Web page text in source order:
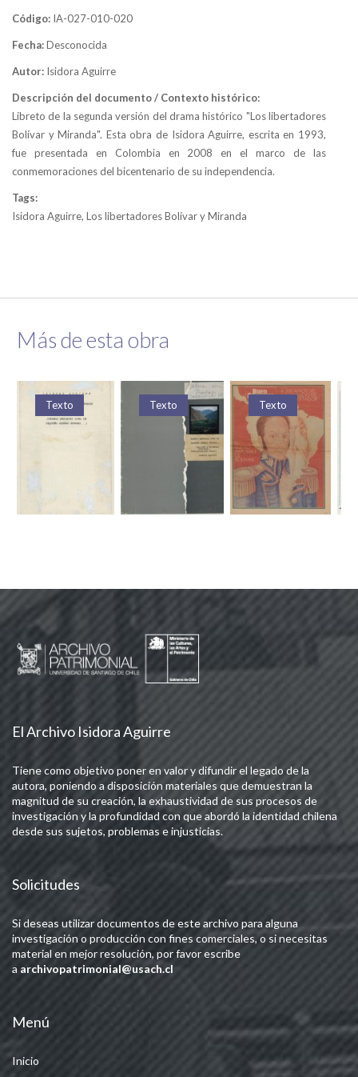
Código: IA-027-010-020
Fecha:Desconocida
Autor: Isidora Aguirre
Descripción del documento / Contexto histórico:
Libreto de la segunda versión del drama histórico "Los libertadores
Bolívar y Miranda". Esta obra de Isidora Aguirre, escrita en 1993,
fue presentada en Colombia en 2008 en el marco de las
conmemoraciones del bicentenario de su independencia.
Tags:
Isidora Aguirre, Los libertadores Bolívar y Miranda
Más de esta obra
Texto Texto Texto
El Archivo Isidora Aguirre
Tiene como objetivo poner en valor y difundir el legado de la
autora, poniendo a disposición materiales que demuestran la
magnitud de su creación, la exhaustividad de sus procesos de
investigación y la profundidad con que abordó la identidad chilena
desde sus sujetos, problemas e injusticias.
Solicitudes
Si deseas utilizar documentos de este archivo para alguna
investigación o producción con fines comerciales, o si necesitas
material en mejor resolución, por favor escribe
a archivopatrimonial@usach.cl
Menú
Inicio